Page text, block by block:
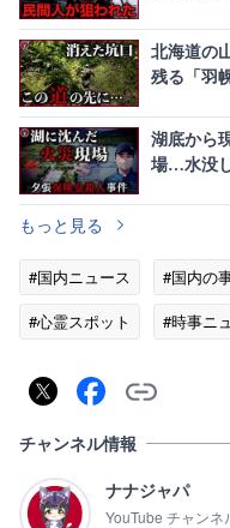
北海道の
残る「羽
湖底から
場…水没
もっと見る
#国内ニュース #国内の
#心霊スポット
#時事ニ
チャンネル情報
ナナジャパ
YouTube チャンネ